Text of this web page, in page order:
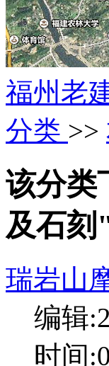
福州老
分类 >>
该分类
及石刻
瑞岩山
编辑
时间